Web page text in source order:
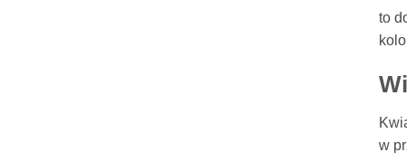
to
w